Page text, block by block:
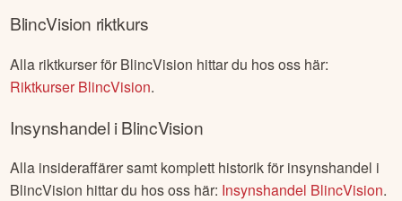
BlincVision riktkurs
Alla riktkurser för BlincVision hittar du hos oss här:
RiktkurserBlincVision.
Insynshandel iBlincVision
Alla insideraffärer samt komplett historik för insynshandel i
BlincVision hittar du hos oss här: Insynshandel BlincVision.